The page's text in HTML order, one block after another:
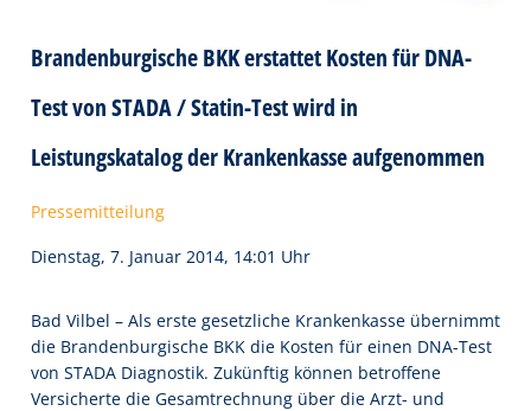
Brandenburgische BKK erstattet Kosten für DNA-
Test von STADA / Statin-Test wird in
Leistungskatalog der Krankenkasse aufgenommen
Pressemitteilung
Dienstag, 7. Januar 2014, 14:01 Uhr
Bad Vilbel – Als erste gesetzliche Krankenkasse übernimmt
die Brandenburgische BKK die Kosten für einen DNA-Test
von STADA Diagnostik. Zukünftig können betroffene
Versicherte die Gesamtrechnung über die Arzt- und